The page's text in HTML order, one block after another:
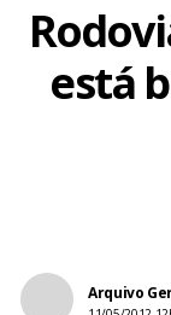
está
Arquivo